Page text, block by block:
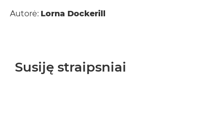
Autorė: Lorna Dockerill
Susiję straipsniai